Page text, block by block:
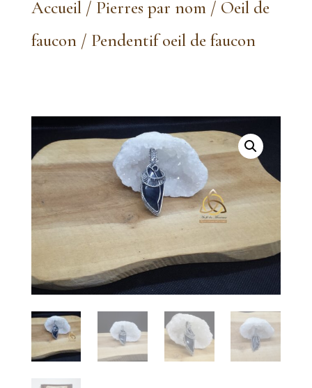
Accueil/ Pierres par nom/ Oeil de
faucon/ Pendentif oeil de faucon